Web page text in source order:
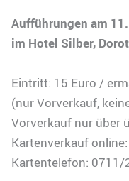
Aufführungen am
im Hotel Silber,
Eintritt: 15 Euro /
(nur Vorverkauf,
Vorverkauf nur über
Kartenverkauf online:
Kartentelefon: 0711/